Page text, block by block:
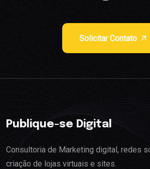
Solicitar Contato
Publique-se Digital
Consultoria de Marketing digital, redes
criação de lojas virtuais e sites.